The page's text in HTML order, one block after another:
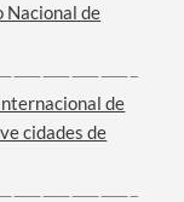
Nacional de
de
cidades de